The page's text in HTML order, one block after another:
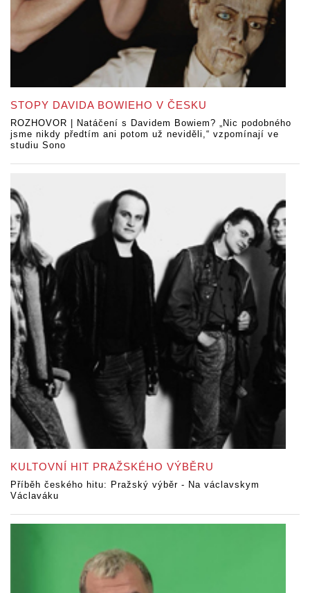
STOPY DAVIDA BOWIEHO V ČESKU
ROZHOVOR | Natáčení s Davidem Bowiem? „Nic podobného
jsme nikdy předtím ani potom už neviděli,“ vzpomínají ve
studiu Sono
KULTOVNÍ HIT PRAŽSKÉHO VÝBĚRU
Příběh českého hitu: Pražský výběr - Na václavskym
Václaváku